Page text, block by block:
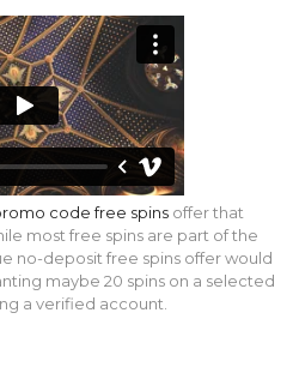
code free spins offer that
most free spins are part of the
no-deposit free spins offer would
maybe 20 spins on a selected
a verified account.